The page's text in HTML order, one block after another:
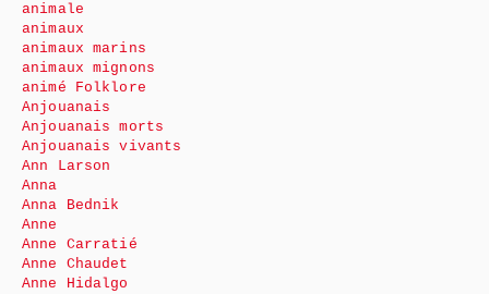
animale
animaux
animaux marins
animaux mignons
animé Folklore
Anjouanais
Anjouanais morts
Anjouanais vivants
Ann Larson
Anna
Anna Bednik
Anne
Anne Carratié
Anne Chaudet
Anne Hidalgo